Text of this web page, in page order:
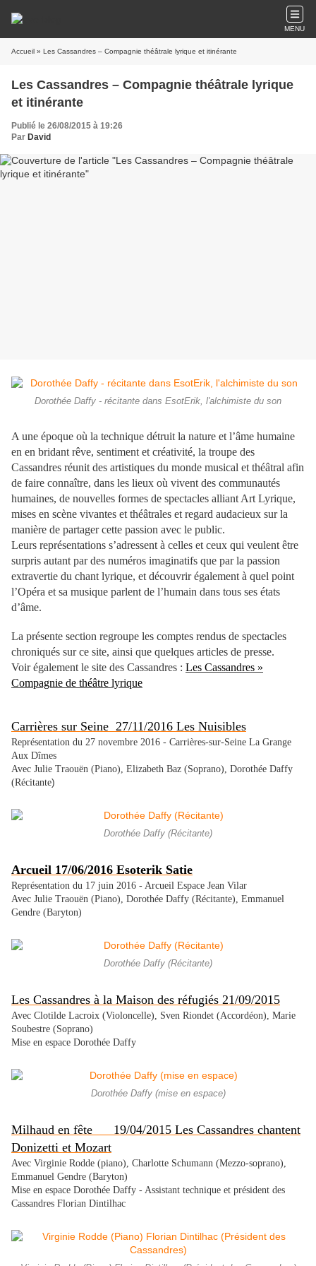
MENU
Accueil » Les Cassandres – Compagnie théâtrale lyrique et itinérante
Les Cassandres – Compagnie théâtrale lyrique
et itinérante
Publié le 26/08/2015 à 19:26
Par David
Dorothée Daffy - récitante dans EsotErik, l'alchimiste du son
A une époque où la technique détruit la nature et l’âme humaine
en en bridant rêve, sentiment et créativité, la troupe des
Cassandres réunit des artistiques du monde musical et théâtral afin
de faire connaître, dans les lieux où vivent des communautés
humaines, de nouvelles formes de spectacles alliant Art Lyrique,
mises en scène vivantes et théâtrales et regard audacieux sur la
manière de partager cette passion avec le public.
Leurs représentations s’adressent à celles et ceux qui veulent être
surpris autant par des numéros imaginatifs que par la passion
extravertie du chant lyrique, et découvrir également à quel point
l’Opéra et sa musique parlent de l’humain dans tous ses états
d’âme.
La présente section regroupe les comptes rendus de spectacles
chroniqués sur ce site, ainsi que quelques articles de presse.
Voir également le site des Cassandres : Les Cassandres »
Compagnie de théâtre lyrique
Carrières sur Seine 27/11/2016 Les Nuisibles
Représentation du 27 novembre 2016 - Carrières-sur-Seine La Grange
Aux Dîmes
Avec Julie Traouën (Piano), Elizabeth Baz (Soprano), Dorothée Daffy
(Récitante)
Dorothée Daffy (Récitante)
Arcueil 17/06/2016 Esoterik Satie
Représentation du 17 juin 2016 - Arcueil Espace Jean Vilar
Avec Julie Traouën (Piano), Dorothée Daffy (Récitante), Emmanuel
Gendre (Baryton)
Dorothée Daffy (Récitante)
Les Cassandres à la Maison des réfugiés 21/09/2015
Avec Clotilde Lacroix (Violoncelle), Sven Riondet (Accordéon), Marie
Soubestre (Soprano)
Mise en espace Dorothée Daffy
Dorothée Daffy (mise en espace)
Milhaud en fête 19/04/2015 Les Cassandres chantent
Donizetti et Mozart
Avec Virginie Rodde (piano), Charlotte Schumann (Mezzo-soprano),
Emmanuel Gendre (Baryton)
Mise en espace Dorothée Daffy - Assistant technique et président des
Cassandres Florian Dintilhac